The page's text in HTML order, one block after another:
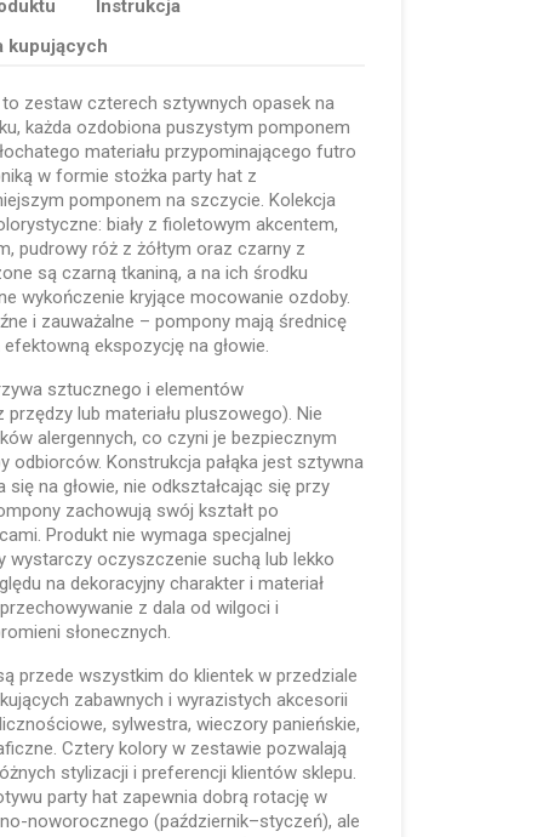
Instrukcja
kupujących
to zestaw czterech sztywnych opasek na
każda ozdobiona puszystym pomponem
materiału przypominającego futro
w formie stożka party hat z
pomponem na szczycie. Kolekcja
biały z fioletowym akcentem,
pudrowy róż z żółtym oraz czarny z
są czarną tkaniną, a na ich środku
wykończenie kryjące mocowanie ozdoby.
i zauważalne – pompony mają średnicę
ekspozycję na głowie.
sztucznego i elementów
lub materiału pluszowego). Nie
alergennych, co czyni je bezpiecznym
odbiorców. Konstrukcja pałąka jest sztywna
na głowie, nie odkształcając się przy
zachowują swój kształt po
Produkt nie wymaga specjalnej
wystarczy oczyszczenie suchą lub lekko
na dekoracyjny charakter i materiał
z dala od wilgoci i
słonecznych.
przede wszystkim do klientek w przedziale
zabawnych i wyrazistych akcesorii
sylwestra, wieczory panieńskie,
Cztery kolory w zestawie pozwalają
stylizacji i preferencji klientów sklepu.
party hat zapewnia dobrą rotację w
noworocznego (październik–styczeń), ale